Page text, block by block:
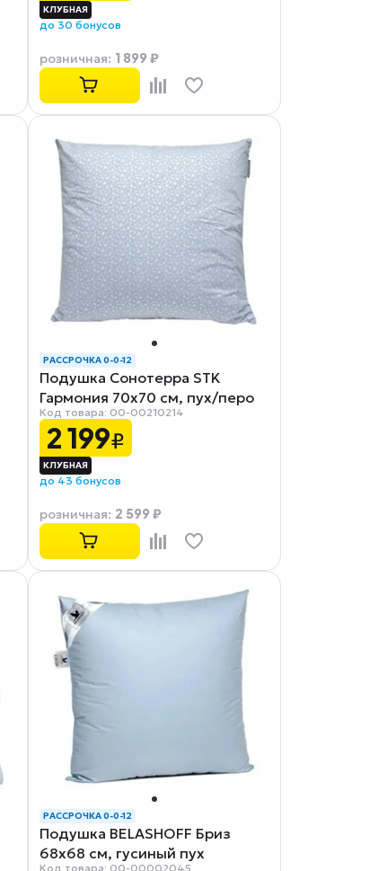
до 30 бонусов
розничная: 1 899 ₽
РАССРОЧКА 0-0-12
Подушка Сонотерра STK
Гармония 70х70 см, пух/перо
Код товара: 00-00210214
2 199₽
до 43 бонусов
розничная: 2 599 ₽
РАССРОЧКА 0-0-12
Подушка BELASHOFF Бриз
68х68 см, гусиный пух
Код товара: 00-00002045